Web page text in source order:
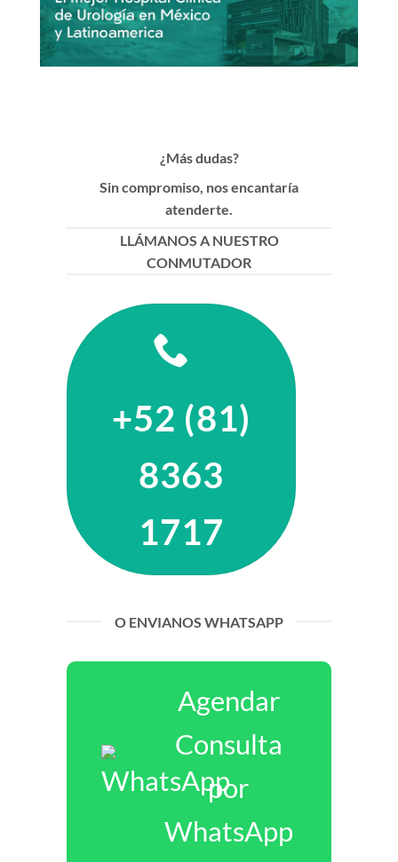
¿Más dudas?
Sin compromiso, nos encantaría
atenderte.
LLÁMANOS A NUESTRO
CONMUTADOR
+52 (81)
8363
1717
O ENVIANOS WHATSAPP
Agendar
Consulta
por
WhatsApp